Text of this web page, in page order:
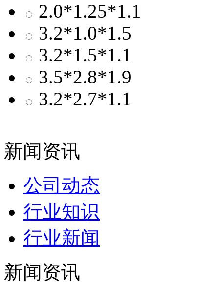
2.0*1.25*1.1
3.2*1.0*1.5
3.2*1.5*1.1
3.5*2.8*1.9
3.2*2.7*1.1
新闻资讯
公司动态
行业知识
行业新闻
新闻资讯